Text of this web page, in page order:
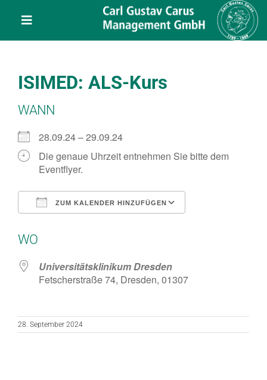
Toggle
Navigation
Über uns
Veranstaltungen
Projekte
Service
ISIMED: ALS-Kurs
WANN
28.09.24 – 29.09.24
Die genaue Uhrzeit entnehmen Sie bitte dem
Eventflyer.
ZUM KALENDER HINZUFÜGEN
WO
Universitätsklinikum Dresden
Fetscherstraße 74, Dresden, 01307
28. September 2024